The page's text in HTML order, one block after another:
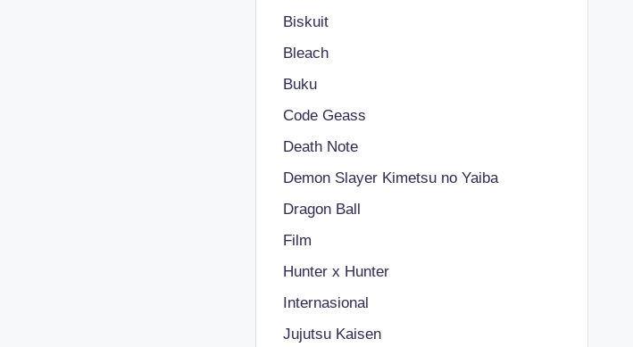
Biskuit
Bleach
Buku
Code Geass
Death Note
Demon Slayer Kimetsu no Yaiba
Dragon Ball
Film
Hunter x Hunter
Internasional
Jujutsu Kaisen